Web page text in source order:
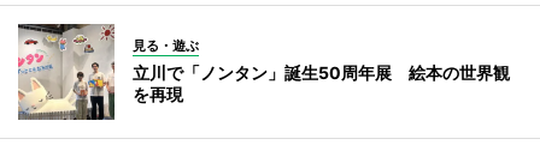
見る・遊ぶ
立川で「ノンタン」誕生50周年展 絵本の世界観
を再現